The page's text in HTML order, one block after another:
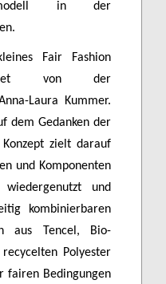
in der
Fair Fashion
von der
Laura Kummer.
dem Gedanken der
zielt darauf
und Komponenten
und
kombinierbaren
aus Tencel, Bio-
Polyester
fairen Bedingungen